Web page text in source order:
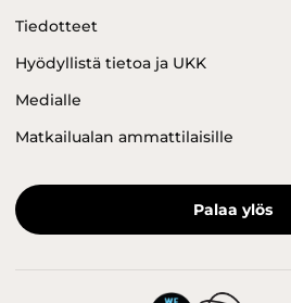
Tiedotteet
Hyödyllistä tietoa ja UKK
Medialle
Matkailualan ammattilaisille
Palaa ylös